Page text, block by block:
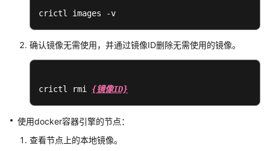
Pod
处
状
态
作
crictl images -v
确认镜像无需使用，并通过镜像ID删除无需使用的镜像。
crictl rmi {镜像ID}
使用docker容器引擎的节点：
查看节点上的本地镜像。